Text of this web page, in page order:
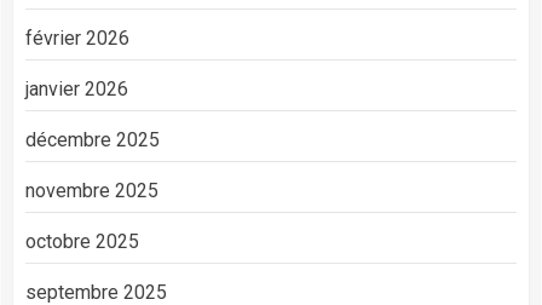
février 2026
janvier 2026
décembre 2025
novembre 2025
octobre 2025
septembre 2025